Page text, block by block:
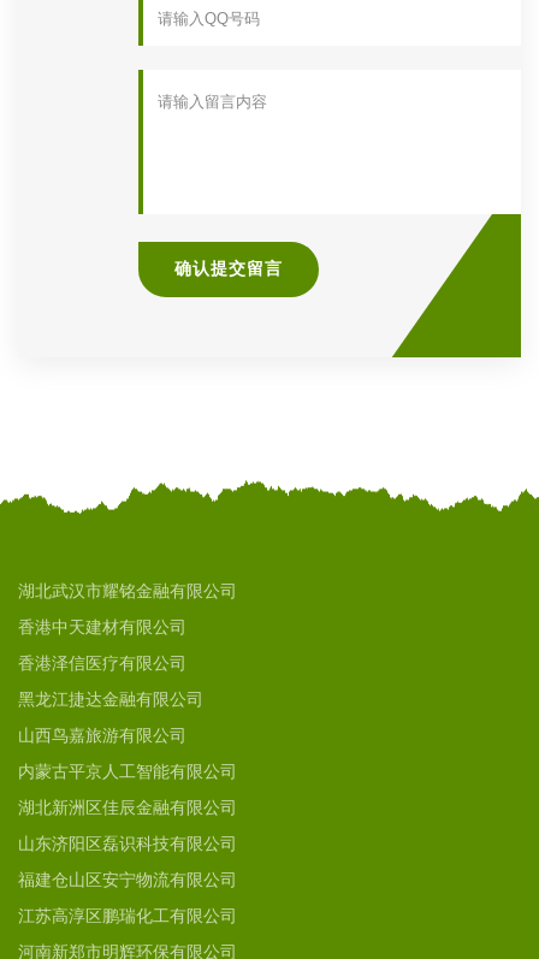
确认提交留言
湖北武汉市耀铭金融有限公司
香港中天建材有限公司
香港泽信医疗有限公司
黑龙江捷达金融有限公司
山西鸟嘉旅游有限公司
内蒙古平京人工智能有限公司
湖北新洲区佳辰金融有限公司
山东济阳区磊识科技有限公司
福建仓山区安宁物流有限公司
江苏高淳区鹏瑞化工有限公司
河南新郑市明辉环保有限公司